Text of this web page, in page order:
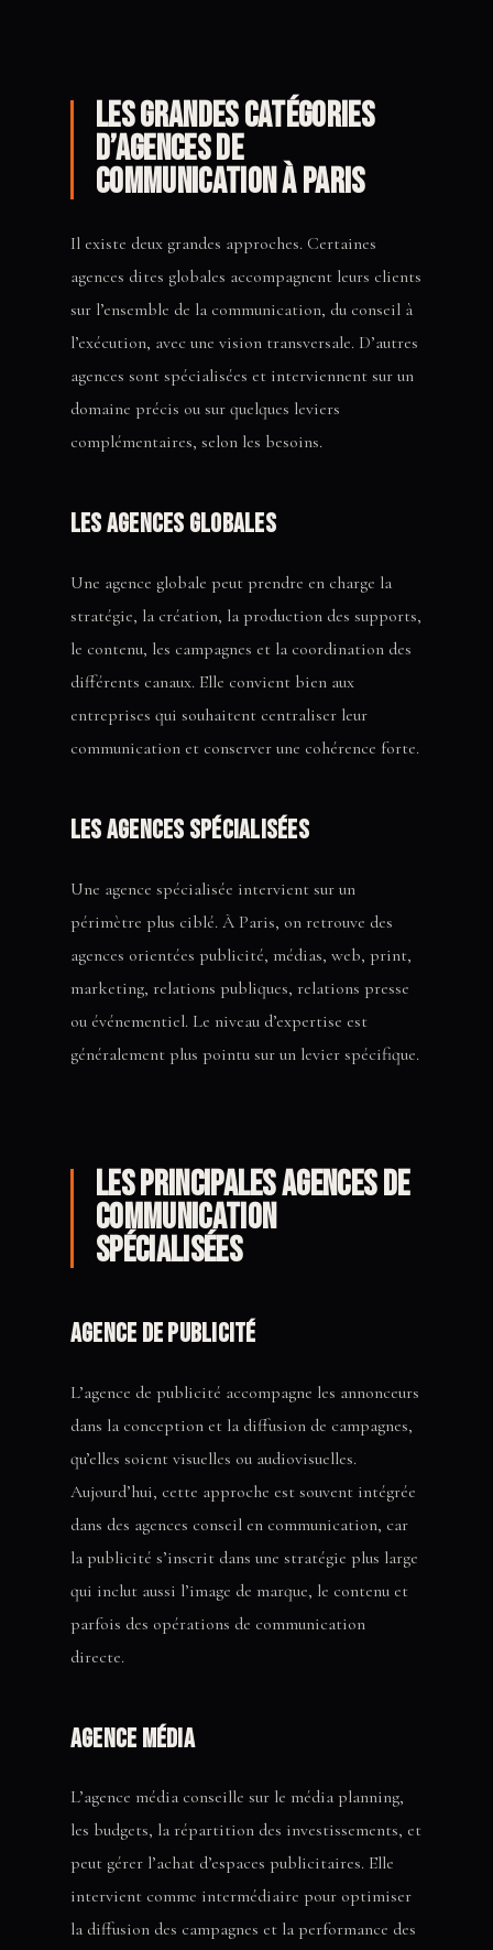
Les grandes catégories
d’agences de
communication à Paris
Il existe deux grandes approches. Certaines
agences dites globales accompagnent leurs clients
sur l’ensemble de la communication, du conseil à
l’exécution, avec une vision transversale. D’autres
agences sont spécialisées et interviennent sur un
domaine précis ou sur quelques leviers
complémentaires, selon les besoins.
Les agences globales
Une agence globale peut prendre en charge la
stratégie, la création, la production des supports,
le contenu, les campagnes et la coordination des
différents canaux. Elle convient bien aux
entreprises qui souhaitent centraliser leur
communication et conserver une cohérence forte.
Les agences spécialisées
Une agence spécialisée intervient sur un
périmètre plus ciblé. À Paris, on retrouve des
agences orientées publicité, médias, web, print,
marketing, relations publiques, relations presse
ou événementiel. Le niveau d’expertise est
généralement plus pointu sur un levier spécifique.
Les principales agences de
communication
spécialisées
Agence de publicité
L’agence de publicité accompagne les annonceurs
dans la conception et la diffusion de campagnes,
qu’elles soient visuelles ou audiovisuelles.
Aujourd’hui, cette approche est souvent intégrée
dans des agences conseil en communication, car
la publicité s’inscrit dans une stratégie plus large
qui inclut aussi l’image de marque, le contenu et
parfois des opérations de communication
directe.
Agence média
L’agence média conseille sur le média planning,
les budgets, la répartition des investissements, et
peut gérer l’achat d’espaces publicitaires. Elle
intervient comme intermédiaire pour optimiser
la diffusion des campagnes et la performance des